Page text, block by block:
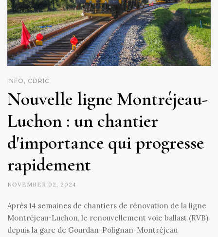
INFO, CDRIC
Nouvelle ligne Montréjeau-
Luchon : un chantier
d'importance qui progresse
rapidement
NOVEMBER 02, 2024
Après 14 semaines de chantiers de rénovation de la ligne
Montréjeau-Luchon, le renouvellement voie ballast (RVB)
depuis la gare de Gourdan-Polignan-Montréjeau